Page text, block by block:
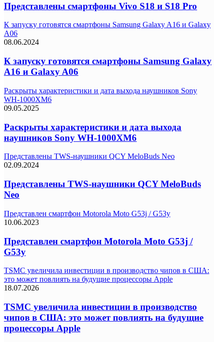
Представлены смартфоны Vivo S18 и S18 Pro
К запуску готовятся смартфоны Samsung Galaxy A16 и Galaxy
A06
08.06.2024
К запуску готовятся смартфоны Samsung Galaxy
A16 и Galaxy A06
Раскрыты характеристики и дата выхода наушников Sony
WH-1000XM6
09.05.2025
Раскрыты характеристики и дата выхода
наушников Sony WH-1000XM6
Представлены TWS-наушники QCY MeloBuds Neo
02.09.2024
Представлены TWS-наушники QCY MeloBuds
Neo
Представлен смартфон Motorola Moto G53j / G53y
10.06.2023
Представлен смартфон Motorola Moto G53j /
G53y
TSMC увеличила инвестиции в производство чипов в США:
это может повлиять на будущие процессоры Apple
18.07.2026
TSMC увеличила инвестиции в производство
чипов в США: это может повлиять на будущие
процессоры Apple